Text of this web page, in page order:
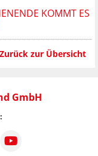
KOMMT ES
Zurück zur Übersicht
GmbH